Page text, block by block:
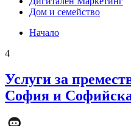
Дом и семейство
Начало
4
Услуги за
София и Софийска